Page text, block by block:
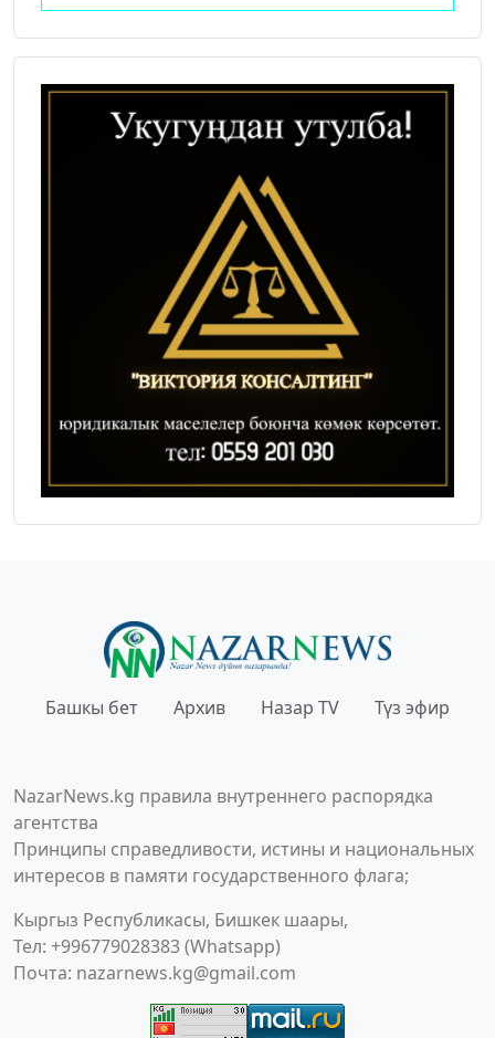
Башкы бет Архив Назар TV Түз эфир
NazarNews.kg правила внутреннего распорядка
агентства
Принципы справедливости, истины и национальных
интересов в памяти государственного флага;
Кыргыз Республикасы, Бишкек шаары,
Тел: +996779028383 (Whatsapp)
Почта: nazarnews.kg@gmail.com